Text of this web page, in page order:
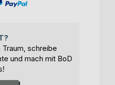
Traum, schreibe
und mach mit BoD